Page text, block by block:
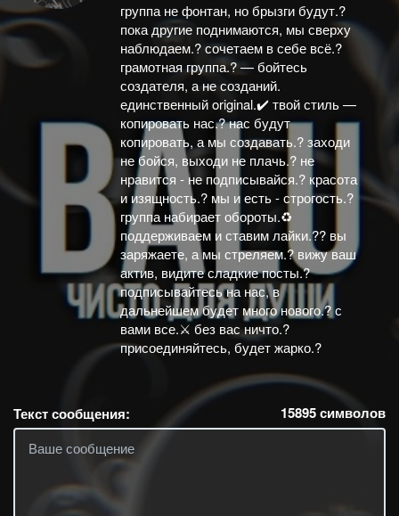
группа не фонтан, но брызги будут.?
пока другие поднимаются, мы сверху
наблюдаем.? сочетаем в себе всё.?
грамотная группа.? — бойтесь
создателя, а не созданий.
единственный original.✔️ твой стиль —
копировать нас.? нас будут
копировать, а мы создавать.? заходи
не бойся, выходи не плачь.? не
нравится - не подписывайся.? красота
и изящность.? мы и есть - строгость.?
группа набирает обороты.♻
поддерживаем и ставим лайки.?? вы
заряжаете, а мы стреляем.? вижу ваш
актив, видите сладкие посты.?
подписывайтесь на нас, в
дальнейшем будет много нового.? с
вами все.⚔ без вас ничто.?
присоединяйтесь, будет жарко.?
Текст сообщения: 15895символов